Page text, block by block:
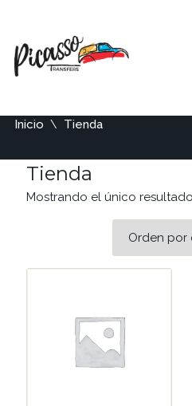
Inicio Tienda
Tienda
Mostrando el único resultado